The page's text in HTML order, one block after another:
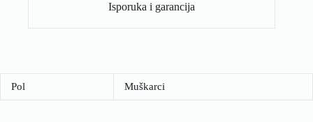
Isporuka i garancija
Pol Muškarci